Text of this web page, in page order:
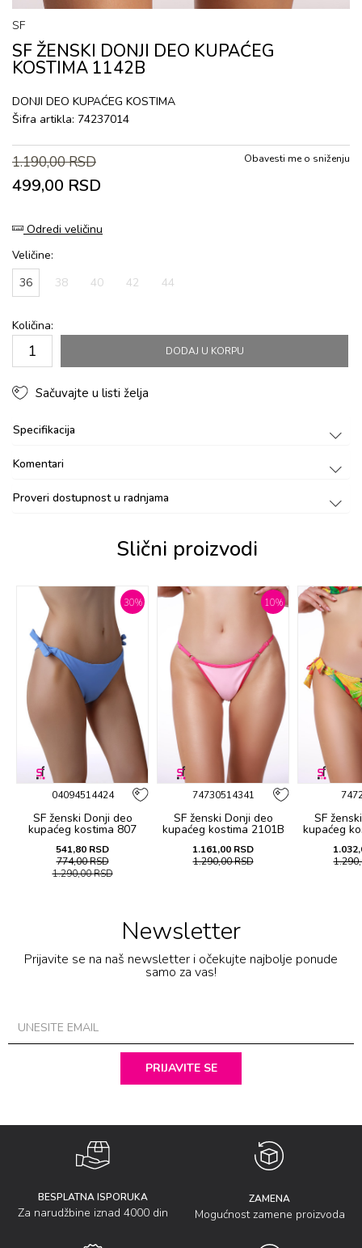
SF
SF ŽENSKI DONJI DEO KUPAĆEG
KOSTIMA 1142B
DONJI DEO KUPAĆEG KOSTIMA
Šifra artikla: 74237014
1.190,00RSD
499,00 RSD
Obavesti me o sniženju
Odredi veličinu
Veličine:
36
38 40 42 44
Količina:
DODAJ U KORPU
Sačuvajte u listi želja
Specifikacija
Komentari
Proveri dostupnost u radnjama
Slični proizvodi
30%
04094514424
SF ženski Donji deo
kupaćeg kostima 807
541,80 RSD
774,00RSD
1.290,00RSD
10%
74730514341
SF ženski Donji deo
kupaćeg kostima 2101B
1.161,00 RSD
1.290,00RSD
SF
kupaćeg
Newsletter
Prijavite se na naš newsletter i očekujte najbolje ponude
samo za vas!
PRIJAVITE SE
BESPLATNA ISPORUKA
Za narudžbine iznad 4000 din
ZAMENA
Mogućnost zamene proizvoda